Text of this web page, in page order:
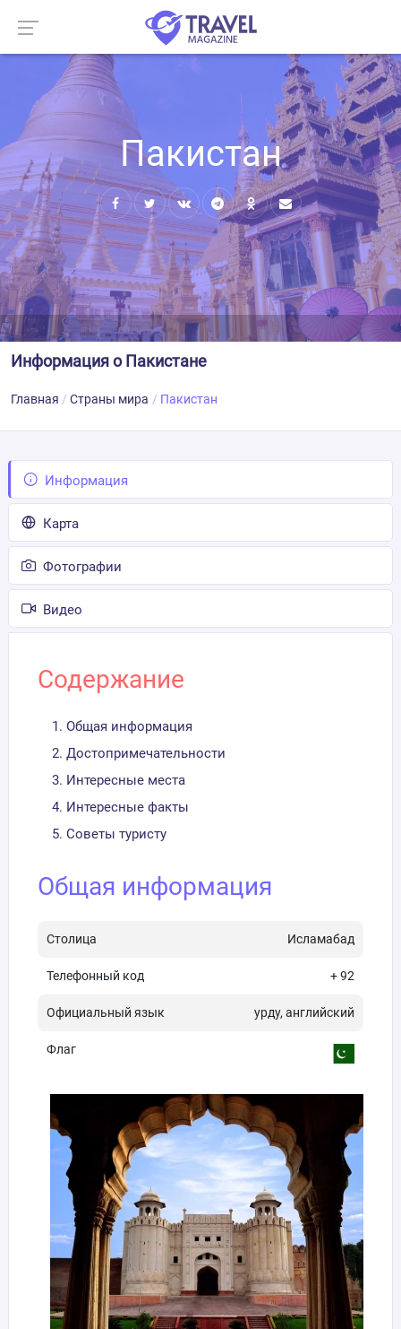
Пакистан
Информация о Пакистане
Главная Страны мира Пакистан
Информация
Карта
Фотографии
Видео
Содержание
Общая информация
Достопримечательности
Интересные места
Интересные факты
Советы туристу
Общая информация
Столица Исламабад
Телефонный код + 92
Официальный язык урду, английский
Флаг